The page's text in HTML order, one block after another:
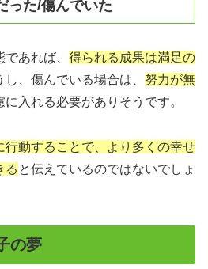
った/傷んでいた
あれば、 得られる成果は満足の
、傷んでいる場合は、 努力が無
に入れる必要がありそうです。
行動することで、より多くの幸せ
る と伝えているのではないでしょ
の夢